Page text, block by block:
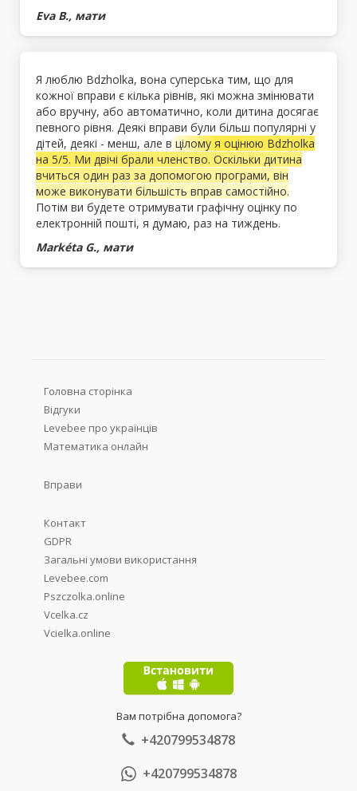
Eva B., мати
Я люблю Bdzholka, вона суперська тим, що для
кожної вправи є кілька рівнів, які можна змінювати
або вручну, або автоматично, коли дитина досягає
певного рівня. Деякі вправи були більш популярні у
дітей, деякі - менш, але вцілому я оцінюю Bdzholka
на 5/5. Ми двічі брали членство. Оскільки дитина
вчиться один раз за допомогою програми, він
може виконувати більшість вправ самостійно.
Потім ви будете отримувати графічну оцінку по
електронній пошті, я думаю, раз на тиждень.
Markéta G., мати
Головна сторінка
Відгуки
Levebee про українців
Математика онлайн
Вправи
Контакт
GDPR
Загальні умови використання
Levebee.com
Pszczolka.online
Vcelka.cz
Vcielka.online
Вам потрібна допомога?
+420799534878
+420799534878